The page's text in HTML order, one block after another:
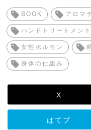
BOOK アロマ
ハンドトリートメント
女性ホルモン
身体の仕組み
X
はてブ